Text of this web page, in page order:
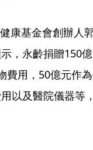
康基金會創辦人
，永齡捐贈150
費用，50億元作
以及醫院儀器等